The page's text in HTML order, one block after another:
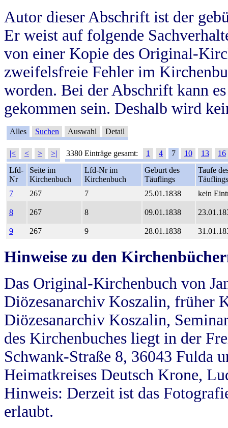
Autor dieser Abschrift ist der
Er weist auf folgende
von einer Kopie des Original-
zweifelsfreie Fehler im
worden. Bei der Abschrift kann
gekommen sein. Deshalb wird
Alles Suchen Auswahl Detail
|< < > >| 3380 Einträge gesamt: 1 4 7 10 13
16
Lfd-
Nr
Seite im
Kirchenbuch
Lfd-Nr im
Kirchenbuch
Geburt des
Täuflings
Taufe
Täuflings
7
267 7 25.01.1838 kein
8 267 8 09.01.1838
9 267 9 28.01.1838
Hinweise zu den
Das Original-Kirchenbuch von
Diözesanarchiv Koszalin, früher
Diözesanarchiv Koszalin,
des Kirchenbuches liegt in der
Schwank-Straße 8, 36043 Fulda
Heimatkreises Deutsch Krone,
Hinweis: Derzeit ist das
erlaubt.